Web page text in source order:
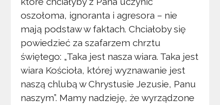
oszołoma, ignoranta i agresora – nie
mają podstaw w faktach. Chciałoby się
powiedzieć za szafarzem chrztu
świętego: „Taka jest nasza wiara. Taka jest
wiara Kościoła, której wyznawanie jest
naszą chlubą w Chrystusie Jezusie, Panu
naszym”. Mamy nadzieję, że wyrządzone